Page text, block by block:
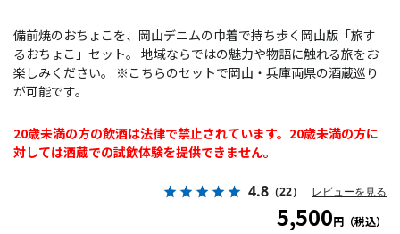
備前焼のおちょこを、岡山デニムの巾着で持ち歩く岡山版「旅す
るおちょこ」セット。 地域ならではの魅力や物語に触れる旅をお
楽しみください。 ※こちらのセットで岡山・兵庫両県の酒蔵巡り
が可能です。
20歳未満の方の飲酒は法律で禁止されています。20歳未満の方に
対しては酒蔵での試飲体験を提供できません。
4.8 （22） レビューを見る
5,500円（税込）